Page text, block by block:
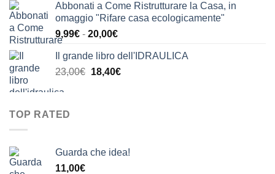
originale
era:
24,00€.
attuale
è:
Abbonati a Come Ristrutturare la Casa, in
omaggio "Rifare casa ecologicamente"
9,99€ - 20,00€Fascia
prezzo:
da
Il grande libro dell'IDRAULICA
23,00€ Il
18,40€Il
TOP RATED
Guarda che idea!
11,00€